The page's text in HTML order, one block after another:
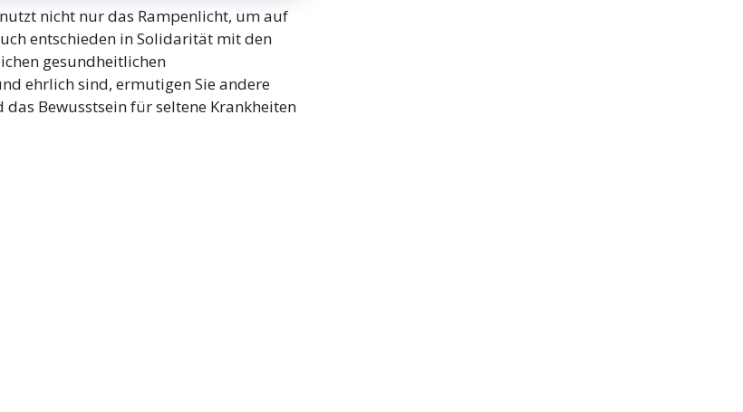
nicht nur das Rampenlicht, um auf
entschieden in Solidarität mit den
gesundheitlichen
ehrlich sind, ermutigen Sie andere
Bewusstsein für seltene Krankheiten